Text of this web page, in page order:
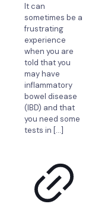
It can
sometimes be a
frustrating
experience
when you are
told that you
may have
inflammatory
bowel disease
(IBD) and that
you need some
tests in […]